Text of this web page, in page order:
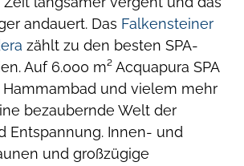
andauert. Das Falkensteiner
zählt zu den besten SPA-
Auf 6.000 m² Acquapura SPA
und vielem mehr
bezaubernde Welt der
Entspannung. Innen- und
und großzügige